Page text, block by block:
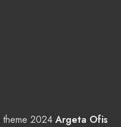
theme 2024Argeta Ofis